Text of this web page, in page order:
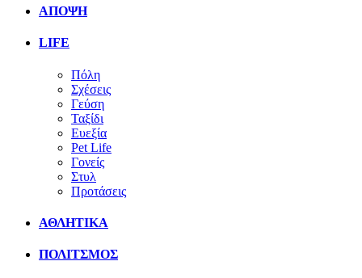
ΑΠΟΨΗ
LIFE
Πόλη
Σχέσεις
Γεύση
Ταξίδι
Ευεξία
Pet Life
Γονείς
Στυλ
Προτάσεις
ΑΘΛΗΤΙΚΑ
ΠΟΛΙΤΣΜΟΣ